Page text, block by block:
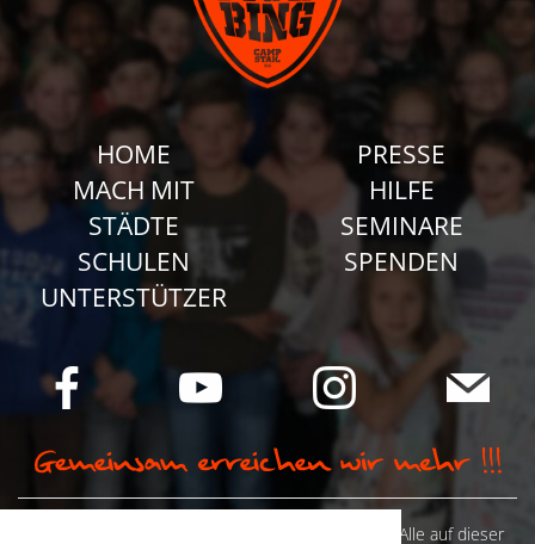
HOME
MACH MIT
STÄDTE
SCHULEN
UNTERSTÜTZER
PRESSE
HILFE
SEMINARE
SPENDEN
© Camp Stahl e.V. 2026 alle Rechte vorbehalten: Alle auf dieser